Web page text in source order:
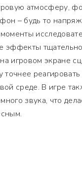
атмосферу,
– будь то
эффекты
игровом экране
точнее
среде. В игре
звука, что